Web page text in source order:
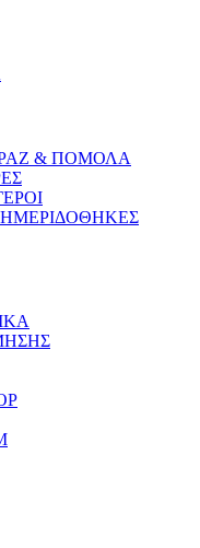
& ΠΟΜΟΛΑ